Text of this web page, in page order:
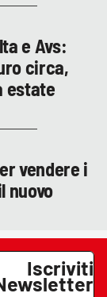
e Avs:
circa,
estate
vendere i
nuovo
Iscriviti